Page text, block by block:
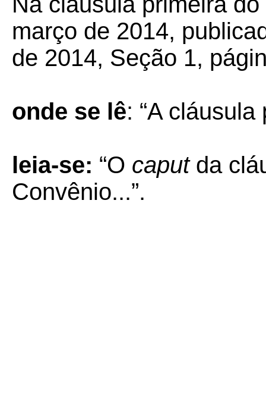
março de 2014,
de 2014, Seção 1,
onde se lê: “A
leia-se: “O caputda
Convênio...”.